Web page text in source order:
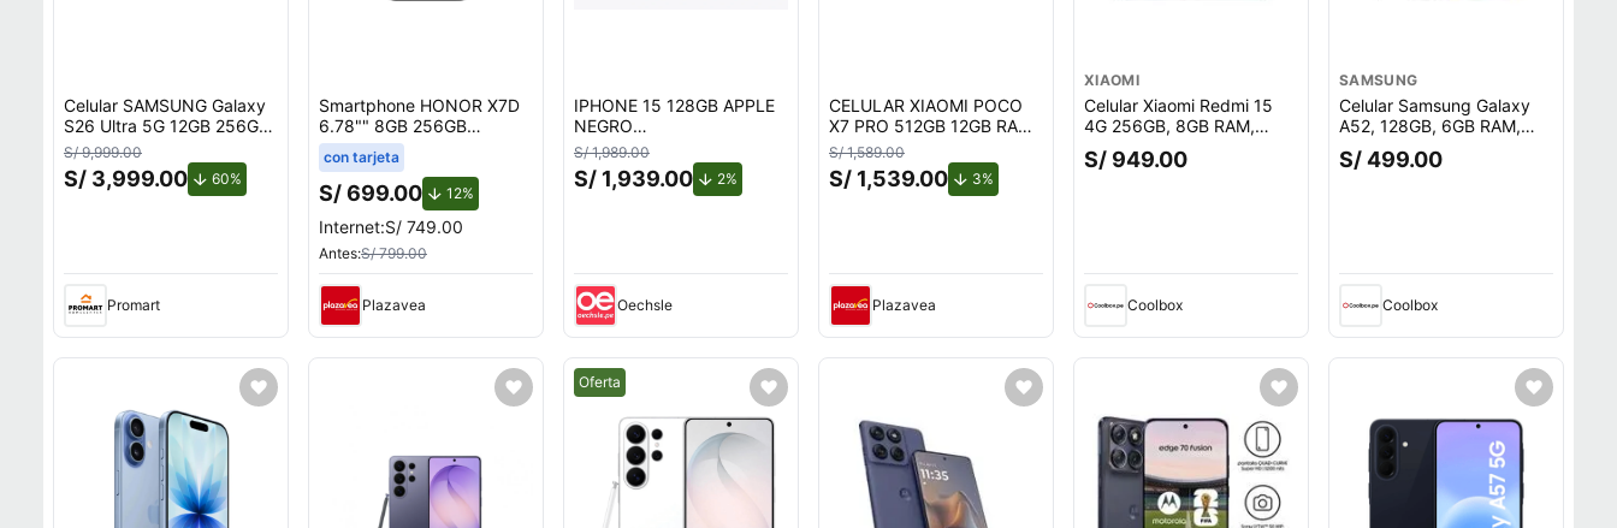
Celular SAMSUNG Galaxy
S26 Ultra 5G 12GB 256GB
Azul
S/ 9,999.00
S/ 3,999.00 60% de descuento.
Promart
Smartphone HONOR X7D
6.78"" 8GB 256GB
108MP+2MP Negro
con tarjeta
S/ 699.00 12%
Internet:S/ 749.00
Antes:S/ 799.00
Plazavea
IPHONE 15 128GB APPLE
NEGRO
REACONDICIONADO
S/ 1,989.00
S/ 1,939.00 2% de descuento.
Oechsle
CELULAR XIAOMI POCO
X7 PRO 512GB 12GB RAM
NEGRO
S/ 1,589.00
S/ 1,539.00 3%
Plazavea
XIAOMI
Celular Xiaomi Redmi 15
4G 256GB, 8GB RAM,
cámara trasera 50 MP y
frontal 8MP, 6.9"", negro
S/ 949.00
Coolbox
SAMSUNG
Celular Samsung Galaxy
A52, 128GB, 6GB RAM,
cámara trasera 64MP y
frontal 32MP, 6.5"",
S/ 499.00
Coolbox
Mejor precio.
Oferta